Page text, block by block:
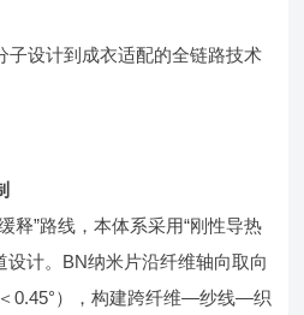
子设计到成衣适配的全链路技术
释”路线，本体系采用“刚性导热
设计。BN纳米片沿纤维轴向取向
0.45°），构建跨纤维—纱线—织